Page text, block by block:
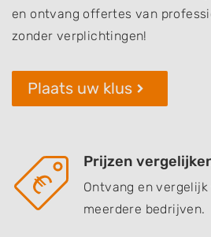
en ontvang offertes van
zonder verplichtingen!
Plaats uw klus
Prijzen
Ontvang en
meerdere bedrijven.